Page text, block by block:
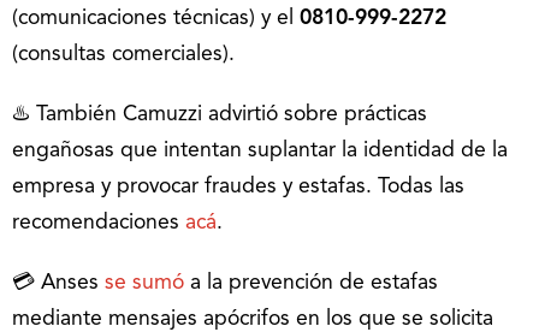
(comunicaciones técnicas) y el 0810-999-2272
(consultas comerciales).
♨️ También Camuzzi advirtió sobre prácticas
engañosas que intentan suplantar la identidad de la
empresa y provocar fraudes y estafas. Todas las
recomendaciones acá.
💳 Anses se sumó a la prevención de estafas
mediante mensajes apócrifos en los que se solicita